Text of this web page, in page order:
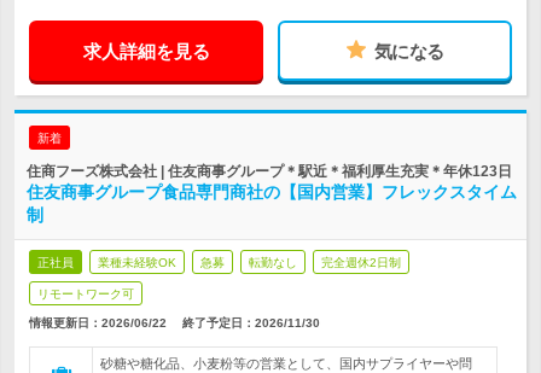
求人詳細を見る 気になる
新着
住商フーズ株式会社 | 住友商事グループ＊駅近＊福利厚生充実＊年休123日
住友商事グループ食品専門商社の【国内営業】フレックスタイム
制
正社員 業種未経験OK 急募 転勤なし 完全週休2日制
リモートワーク可
情報更新日：2026/06/22 終了予定日： 2026/11/30
砂糖や糖化品、小麦粉等の営業として、国内サプライヤーや問